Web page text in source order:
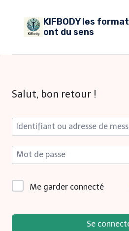
contenu
KIFBODY les
ont du sens
Salut, bon retour !
Me garder connecté
Se